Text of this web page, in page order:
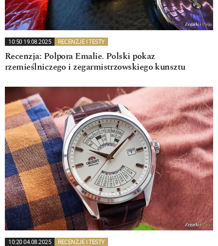
10:50 19.08.2025 RECENZJE I TESTY
Recenzja: Polpora Emalie. Polski pokaz
rzemieślniczego i zegarmistrzowskiego kunsztu
10:20 04.08.2025 RECENZJE I TESTY